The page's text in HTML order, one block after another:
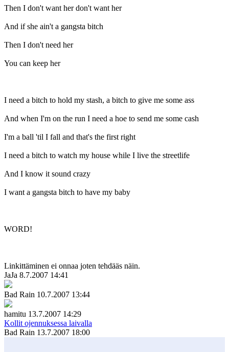
Then I don't want her don't want her
And if she ain't a gangsta bitch
Then I don't need her
You can keep her
I need a bitch to hold my stash, a bitch to give me some ass
And when I'm on the run I need a hoe to send me some cash
I'm a ball 'til I fall and that's the first right
I need a bitch to watch my house while I live the streetlife
And I know it sound crazy
I want a gangsta bitch to have my baby
WORD!
Linkittäminen ei onnaa joten tehdääs näin.
JaJa 8.7.2007 14:41
Bad Rain 10.7.2007 13:44
hamitu 13.7.2007 14:29
Kollit ojennuksessa laivalla
Bad Rain 13.7.2007 18:00